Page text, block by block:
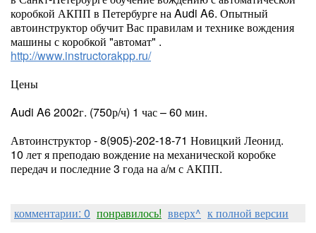
коробкой АКПП в Петербурге на Audi A6. Опытный
автоинструктор обучит Вас правилам и технике вождения
машины с коробкой "автомат" .
http://www.instructorakpp.ru/
Цены
Audi A6 2002г. (750р/ч) 1 час – 60 мин.
Автоинструктор - 8(905)-202-18-71 Новицкий Леонид.
10 лет я преподаю вождение на механической коробке
передач и последние 3 года на а/м с АКПП.
комментарии: 0 понравилось! вверх^ к полной версии